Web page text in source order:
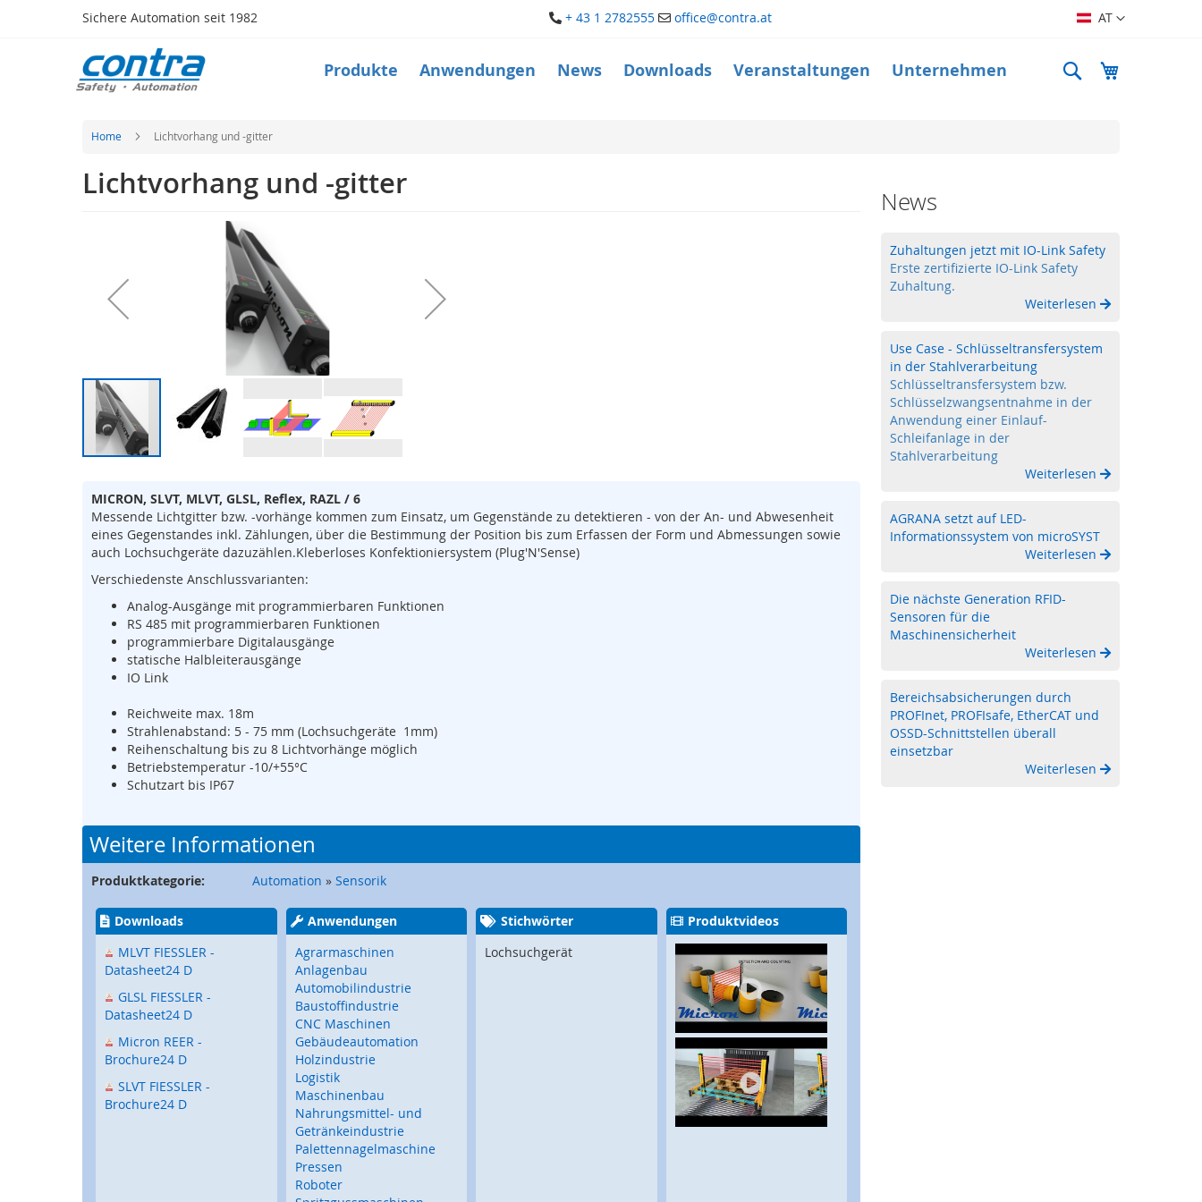
Sichere Automation seit 1982 + 43 1 2782555 office@contra.at
Direkt
Inhalt
Sprache
AT
Produkte
Safety
Sensorik
Leiste)
Schlüsseltransfersystem
Optische
Sensorik
Radarsystem
Sicherheits-
SPS
Sicherheitsrelais
Safety
Funkfernsteuerungen
Bedienelemente
Schutzzaunsysteme
Signalübertragungssystem
Sicherheitstorsteuerungen
Sicherheitssignalgeber
Anzeige-
und
Informationssysteme
Kommissioniersysteme
Mobile
Touch
Bediengeräte
Tastaturen
Trackballs
Sensorik
Fernwartung
I/O-
Systeme
Signalgeber
Produkte Anwendungen News Downloads Veranstaltungen Unternehmen Suche
Home Lichtvorhang und -gitter
Lichtvorhang und -gitter
Bildergalerie
springen
der
Bildergalerie
springen
MICRON, SLVT, MLVT, GLSL, Reflex, RAZL / 6
Messende Lichtgitter bzw. -vorhänge kommen zum Einsatz, um Gegenstände zu detektieren - von der An- und Abwesenheit
eines Gegenstandes inkl. Zählungen, über die Bestimmung der Position bis zum Erfassen der Form und Abmessungen sowie
auch Lochsuchgeräte dazuzählen.Kleberloses Konfektioniersystem (Plug'N'Sense)
Verschiedenste Anschlussvarianten:
Analog-Ausgänge mit programmierbaren Funktionen
RS 485 mit programmierbaren Funktionen
programmierbare Digitalausgänge
statische Halbleiterausgänge
IO Link
Reichweite max. 18m
Strahlenabstand: 5 - 75 mm (Lochsuchgeräte 1mm)
Reihenschaltung bis zu 8 Lichtvorhänge möglich
Betriebstemperatur -10/+55°C
Schutzart bis IP67
Weitere Informationen
Produktkategorie: Automation » Sensorik
Downloads
MLVT FIESSLER -
Datasheet24 D
GLSL FIESSLER -
Datasheet24 D
Micron REER -
Brochure24 D
SLVT FIESSLER -
Brochure24 D
Anwendungen
Agrarmaschinen
Anlagenbau
Automobilindustrie
Baustoffindustrie
CNC Maschinen
Gebäudeautomation
Holzindustrie
Logistik
Maschinenbau
Nahrungsmittel- und
Getränkeindustrie
Palettennagelmaschine
Pressen
Roboter
Stichwörter
Lochsuchgerät
Produktvideos
News
Zuhaltungen jetzt mit IO-Link Safety
Erste zertifizierte IO-Link Safety
Zuhaltung.
Weiterlesen
Use Case - Schlüsseltransfersystem
in der Stahlverarbeitung
Schlüsseltransfersystem bzw.
Schlüsselzwangsentnahme in der
Anwendung einer Einlauf-
Schleifanlage in der
Stahlverarbeitung
Weiterlesen
AGRANA setzt auf LED-
Informationssystem von microSYST
Weiterlesen
Die nächste Generation RFID-
Sensoren für die
Maschinensicherheit
Weiterlesen
Bereichsabsicherungen durch
PROFInet, PROFIsafe, EtherCAT und
OSSD-Schnittstellen überall
einsetzbar
Weiterlesen